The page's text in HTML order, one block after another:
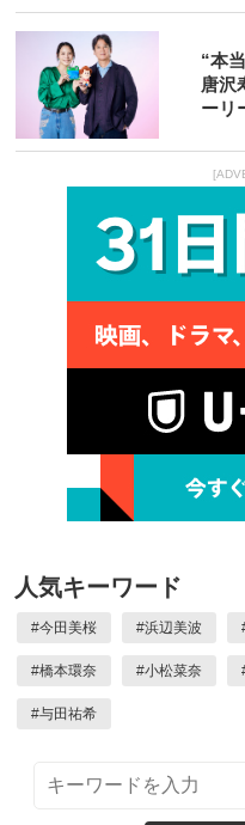
“本
唐沢
ーリ
人気キーワード
#今田美桜 #浜辺美波
#橋本環奈 #小松菜奈
#与田祐希